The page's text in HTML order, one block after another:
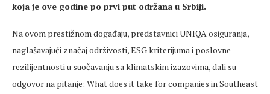
koja je ove godine po prvi put održana u Srbiji.
Na ovom prestižnom događaju, predstavnici UNIQA osiguranja,
naglašavajući značaj održivosti, ESG kriterijuma i poslovne
rezilijentnosti u suočavanju sa klimatskim izazovima, dali su
odgovor na pitanje: What does it take for companies in Southeast